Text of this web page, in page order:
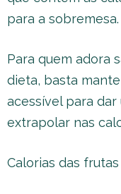
para a sobremesa.
Para quem adora
dieta, basta
acessível para
extrapolar nas
Calorias das